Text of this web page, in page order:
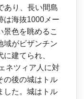
あり、長い間島
は海抜1000メー
景色を眺めるこ
域がビザンチン
建てられ、
ネツィア人に対
の後の城はトル
した。城はトル